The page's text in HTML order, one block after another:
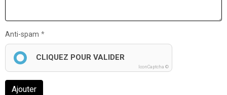
Anti-spam
CLIQUEZ POUR VALIDER
IconCaptcha ©
Ajouter